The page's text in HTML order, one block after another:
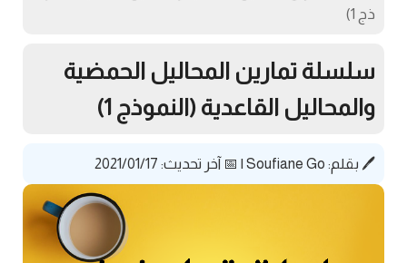
ذج 1)
سلسلة تمارين المحاليل الحمضية
والمحاليل القاعدية (النموذج 1)
🖊️ بقلم: Soufiane Go
| 📅 آخر تحديث: 2021/01/17